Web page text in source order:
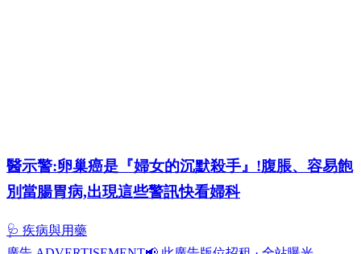
醫示警:卵巢癌是『婦女的沉默殺手』!腹脹、容易飽
別當腸胃病,出現這些警訊快看婦科
🩺 疾病與用藥